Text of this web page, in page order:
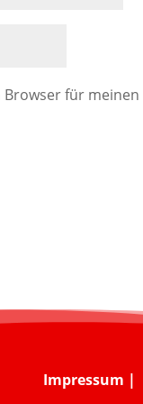
Browser für
Impressum |